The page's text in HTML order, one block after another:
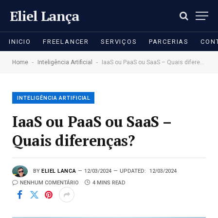
Eliel Lança
INICIO FREELANCER SERVIÇOS PARCERIAS
Home - Inteligência Artificial - IaaS ou PaaS ou SaaS – Quais diferenças?
INTELIGÊNCIA ARTIFICIAL
IaaS ou PaaS ou SaaS –
Quais diferenças?
BY ELIEL LANCA 12/03/2024 UPDATED:
12/03/2024
NENHUM COMENTÁRIO
4 MINS READ